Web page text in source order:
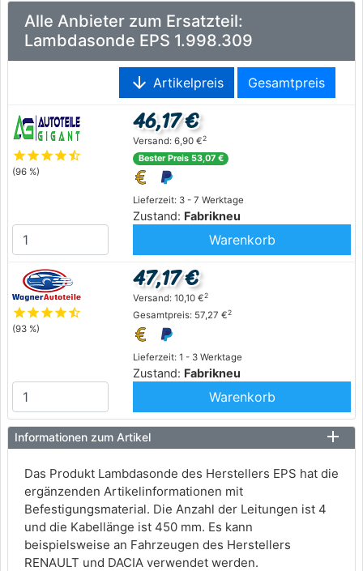
Alle Anbieter zum Ersatzteil:
Lambdasonde EPS 1.998.309
arrow_downward Artikelpreis Gesamtpreis
starstarstarstarstar_half
(96 %)
Lieferzeit: 3 - 7 Werktage
Zustand: Fabrikneu
46,17 €
Versand: 6,90 €2
Bester Preis 53,07 €
Warenkorb
starstarstarstarstar_half
(93 %)
Lieferzeit: 1 - 3 Werktage
Zustand: Fabrikneu
47,17 €
Versand: 10,10 €2
Gesamtpreis: 57,27 €2
Warenkorb
Informationen zum Artikel
Das Produkt Lambdasonde des Herstellers EPS hat die
ergänzenden Artikelinformationen mit
Befestigungsmaterial. Die Anzahl der Leitungen ist 4
und die Kabellänge ist 450 mm. Es kann
beispielsweise an Fahrzeugen des Herstellers
RENAULT und DACIA verwendet werden.